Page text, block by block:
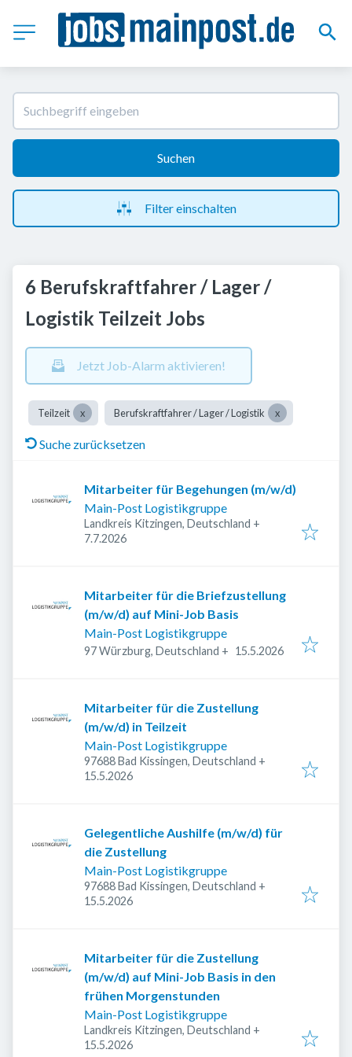
Suchen
Filter einschalten
6 Berufskraftfahrer / Lager /
Logistik Teilzeit Jobs
Jetzt Job-Alarm aktivieren!
Teilzeit Berufskraftfahrer / Lager / Logistik
Suche zurücksetzen
Mitarbeiter für Begehungen (m/w/d)
Main-Post Logistikgruppe
Landkreis Kitzingen, Deutschland +
Veröffentlicht
7.7.2026
Mitarbeiter für die Briefzustellung
(m/w/d) auf Mini-Job Basis
Main-Post Logistikgruppe
97 Würzburg, Deutschland + Veröffentlicht:
15.5.2026
Mitarbeiter für die Zustellung
(m/w/d) in Teilzeit
Main-Post Logistikgruppe
97688 Bad Kissingen, Deutschland +
Veröffentlicht
15.5.2026
Gelegentliche Aushilfe (m/w/d) für
die Zustellung
Main-Post Logistikgruppe
97688 Bad Kissingen, Deutschland +
Veröffentlicht
15.5.2026
Mitarbeiter für die Zustellung
(m/w/d) auf Mini-Job Basis in den
frühen Morgenstunden
Main-Post Logistikgruppe
Landkreis Kitzingen, Deutschland +
Veröffentlicht
15.5.2026